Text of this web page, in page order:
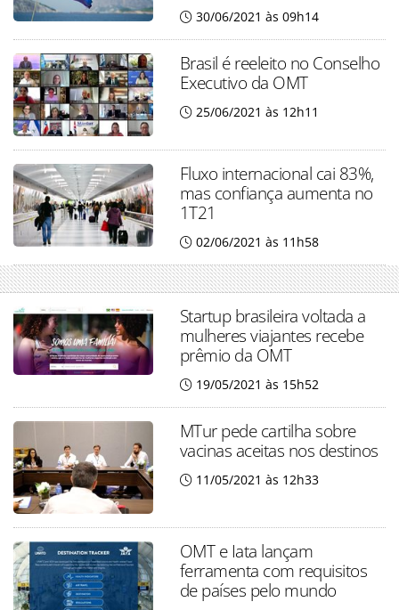
30/06/2021 às 09h14
Brasil é reeleito no Conselho
Executivo da OMT
25/06/2021 às 12h11
Fluxo internacional cai 83%,
mas confiança aumenta no
1T21
02/06/2021 às 11h58
Startup brasileira voltada a
mulheres viajantes recebe
prêmio da OMT
19/05/2021 às 15h52
MTur pede cartilha sobre
vacinas aceitas nos destinos
11/05/2021 às 12h33
OMT e Iata lançam
ferramenta com requisitos
de países pelo mundo